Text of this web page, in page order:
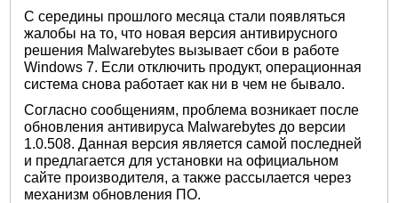
С середины прошлого месяца стали появляться
жалобы на то, что новая версия антивирусного
решения Malwarebytes вызывает сбои в работе
Windows 7. Если отключить продукт, операционная
система снова работает как ни в чем не бывало.
Согласно сообщениям, проблема возникает после
обновления антивируса Malwarebytes до версии
1.0.508. Данная версия является самой последней
и предлагается для установки на официальном
сайте производителя, а также рассылается через
механизм обновления ПО.